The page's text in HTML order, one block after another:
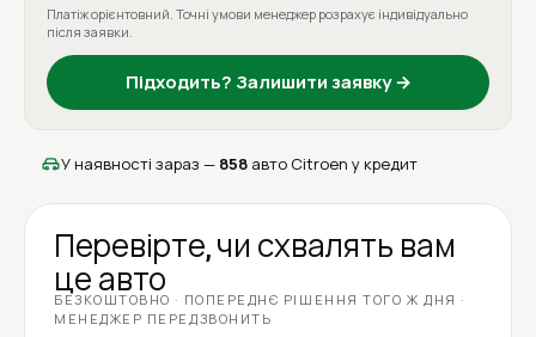
Платіж орієнтовний. Точні умови менеджер розрахує індивідуально
після заявки.
Підходить? Залишити заявку →
У наявності зараз — 858 авто Citroen у кредит
Перевірте, чи схвалять вам
це авто
БЕЗКОШТОВНО · ПОПЕРЕДНЄ РІШЕННЯ ТОГО Ж ДНЯ ·
МЕНЕДЖЕР ПЕРЕДЗВОНИТЬ